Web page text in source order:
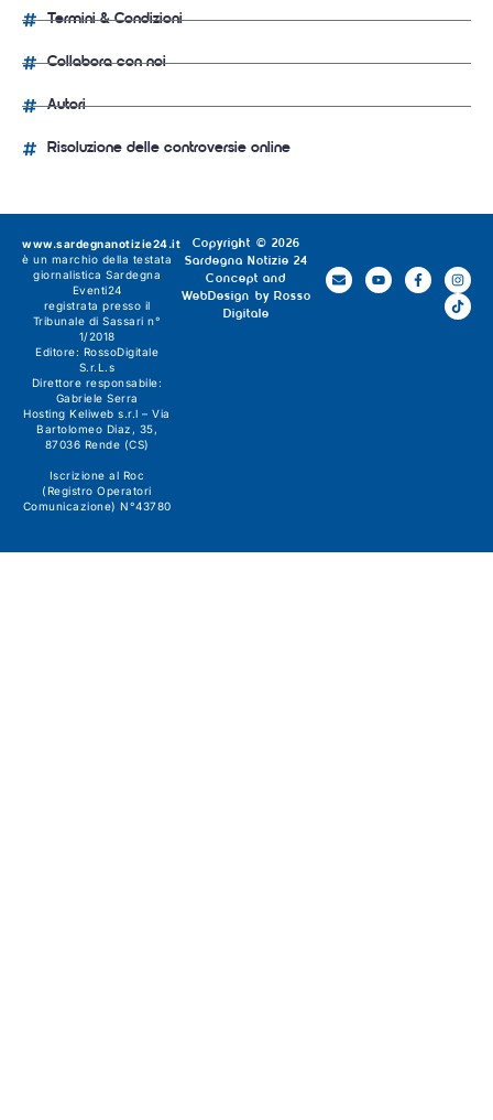
Termini & Condizioni
Collabora con noi
Autori
Risoluzione delle controversie online
Copyright © 2026
Sardegna Notizie 24
Concept and
WebDesign by Rosso
Digitale
www.sardegnanotizie24.it
è un marchio della testata
giornalistica Sardegna
Eventi24
registrata presso il
Tribunale di Sassari n°
1/2018
Editore: RossoDigitale
S.r.L.s
Direttore responsabile:
Gabriele Serra
Hosting Keliweb s.r.l – Via
Bartolomeo Diaz, 35,
87036 Rende (CS)
Iscrizione al Roc
(Registro Operatori
Comunicazione) N°43780